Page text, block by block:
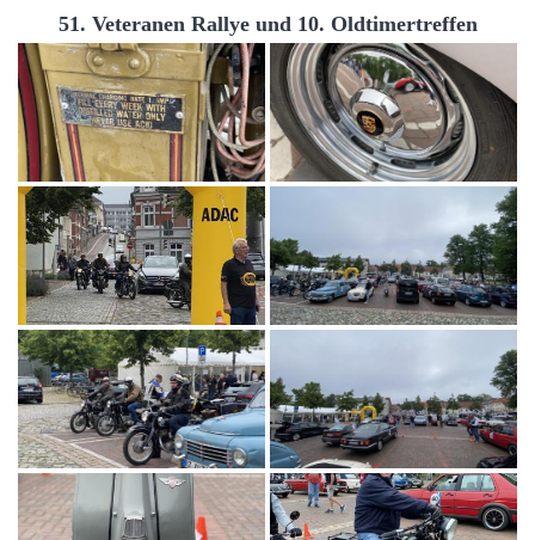
51. Veteranen Rallye und 10. Oldtimertreffen